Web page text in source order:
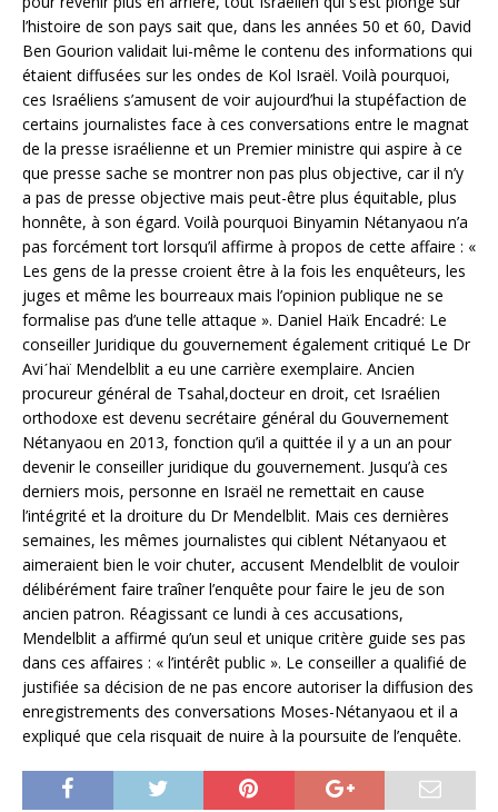
l’histoire de son pays sait que, dans les années 50 et 60, David
Ben Gourion validait lui-même le contenu des informations qui
étaient diffusées sur les ondes de Kol Israël. Voilà pourquoi,
ces Israéliens s’amusent de voir aujourd’hui la stupéfaction de
certains journalistes face à ces conversations entre le magnat
de la presse israélienne et un Premier ministre qui aspire à ce
que presse sache se montrer non pas plus objective, car il n’y
a pas de presse objective mais peut-être plus équitable, plus
honnête, à son égard. Voilà pourquoi Binyamin Nétanyaou n’a
pas forcément tort lorsqu’il affirme à propos de cette affaire : «
Les gens de la presse croient être à la fois les enquêteurs, les
juges et même les bourreaux mais l’opinion publique ne se
formalise pas d’une telle attaque ». Daniel Haïk Encadré: Le
conseiller Juridique du gouvernement également critiqué Le Dr
Aviˊhaï Mendelblit a eu une carrière exemplaire. Ancien
procureur général de Tsahal,docteur en droit, cet Israélien
orthodoxe est devenu secrétaire général du Gouvernement
Nétanyaou en 2013, fonction qu’il a quittée il y a un an pour
devenir le conseiller juridique du gouvernement. Jusqu’à ces
derniers mois, personne en Israël ne remettait en cause
l’intégrité et la droiture du Dr Mendelblit. Mais ces dernières
semaines, les mêmes journalistes qui ciblent Nétanyaou et
aimeraient bien le voir chuter, accusent Mendelblit de vouloir
délibérément faire traîner l’enquête pour faire le jeu de son
ancien patron. Réagissant ce lundi à ces accusations,
Mendelblit a affirmé qu’un seul et unique critère guide ses pas
dans ces affaires : « l’intérêt public ». Le conseiller a qualifié de
justifiée sa décision de ne pas encore autoriser la diffusion des
enregistrements des conversations Moses-Nétanyaou et il a
expliqué que cela risquait de nuire à la poursuite de l’enquête.